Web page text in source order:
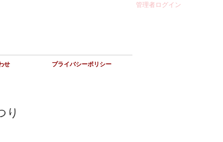
管理者ログイン
せ プライバシーポリシー
り